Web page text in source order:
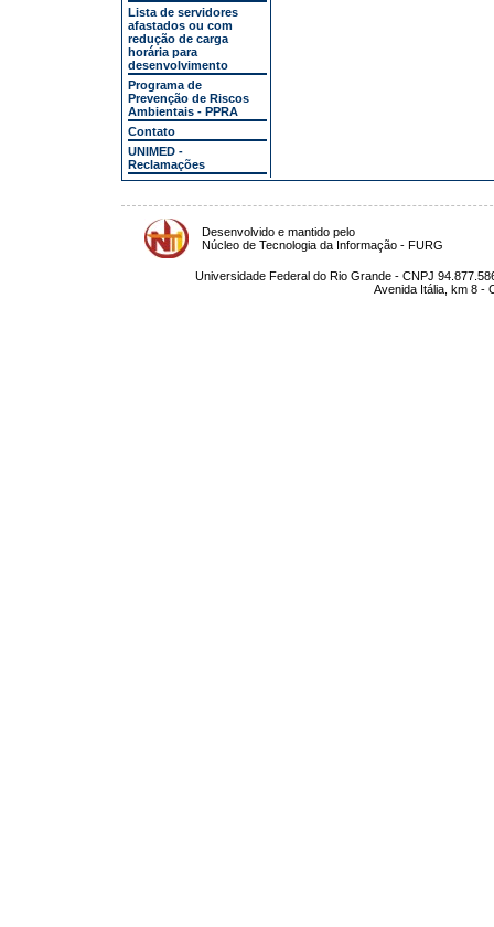
Lista de servidores
afastados ou com
redução de carga
horária para
desenvolvimento
Programa de
Prevenção de Riscos
Ambientais - PPRA
Contato
UNIMED -
Reclamações
Desenvolvido e mantido pelo
Núcleo de Tecnologia da Informação - FURG
Universidade Federal do Rio Grande - CNPJ
Avenida Itália, km 8 -